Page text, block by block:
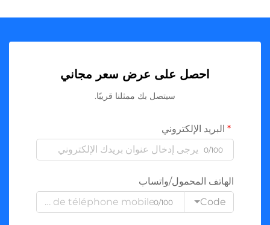
احصل على عرض سعر مجاني
سيتصل بك ممثلنا قريبًا.
البريد الإلكتروني
0/100
الهاتف المحمول/واتساب
Code
0/100